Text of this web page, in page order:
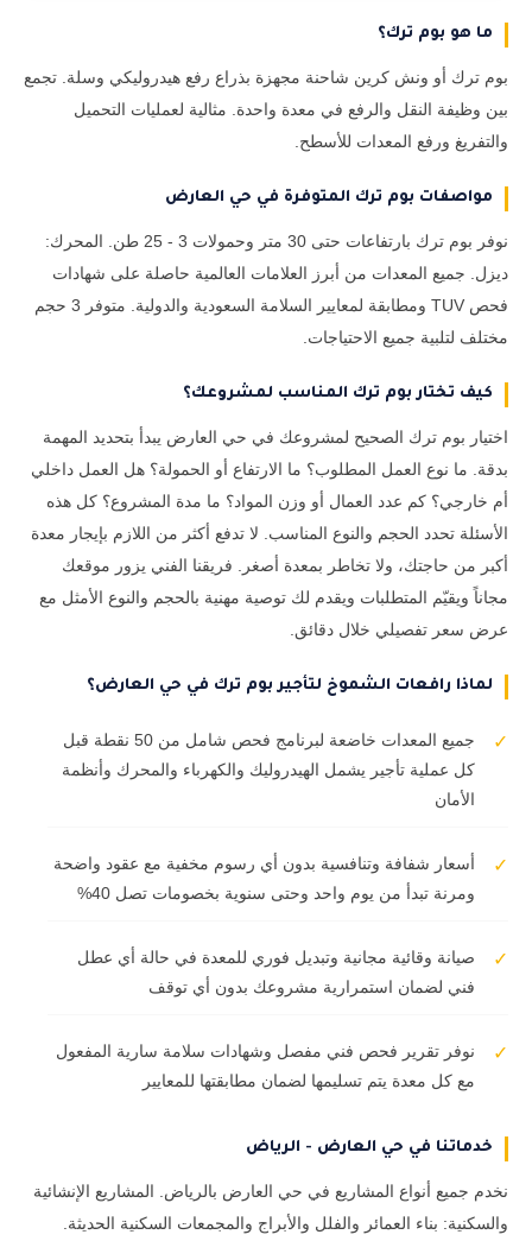
ما هو بوم ترك؟
بوم ترك أو ونش كرين شاحنة مجهزة بذراع رفع هيدروليكي وسلة. تجمع
بين وظيفة النقل والرفع في معدة واحدة. مثالية لعمليات التحميل
والتفريغ ورفع المعدات للأسطح.
مواصفات بوم ترك المتوفرة في حي العارض
نوفر بوم ترك بارتفاعات حتى 30 متر وحمولات 3 - 25 طن. المحرك:
ديزل. جميع المعدات من أبرز العلامات العالمية حاصلة على شهادات
فحص TUV ومطابقة لمعايير السلامة السعودية والدولية. متوفر 3 حجم
مختلف لتلبية جميع الاحتياجات.
كيف تختار بوم ترك المناسب لمشروعك؟
اختيار بوم ترك الصحيح لمشروعك في حي العارض يبدأ بتحديد المهمة
بدقة. ما نوع العمل المطلوب؟ ما الارتفاع أو الحمولة؟ هل العمل داخلي
أم خارجي؟ كم عدد العمال أو وزن المواد؟ ما مدة المشروع؟ كل هذه
الأسئلة تحدد الحجم والنوع المناسب. لا تدفع أكثر من اللازم بإيجار معدة
أكبر من حاجتك، ولا تخاطر بمعدة أصغر. فريقنا الفني يزور موقعك
مجاناً ويقيّم المتطلبات ويقدم لك توصية مهنية بالحجم والنوع الأمثل مع
عرض سعر تفصيلي خلال دقائق.
لماذا رافعات الشموخ لتأجير بوم ترك في حي العارض؟
✓
جميع المعدات خاضعة لبرنامج فحص شامل من 50 نقطة قبل
كل عملية تأجير يشمل الهيدروليك والكهرباء والمحرك وأنظمة
الأمان
✓
أسعار شفافة وتنافسية بدون أي رسوم مخفية مع عقود واضحة
ومرنة تبدأ من يوم واحد وحتى سنوية بخصومات تصل 40%
✓
صيانة وقائية مجانية وتبديل فوري للمعدة في حالة أي عطل
فني لضمان استمرارية مشروعك بدون أي توقف
✓
نوفر تقرير فحص فني مفصل وشهادات سلامة سارية المفعول
مع كل معدة يتم تسليمها لضمان مطابقتها للمعايير
خدماتنا في حي العارض - الرياض
نخدم جميع أنواع المشاريع في حي العارض بالرياض. المشاريع الإنشائية
والسكنية: بناء العمائر والفلل والأبراج والمجمعات السكنية الحديثة.